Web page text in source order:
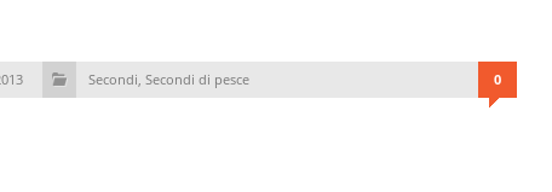
Secondi, Secondi di pesce 0